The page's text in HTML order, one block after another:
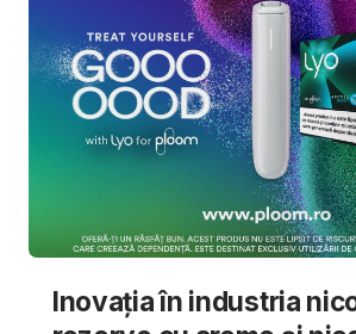
Inovația în industria